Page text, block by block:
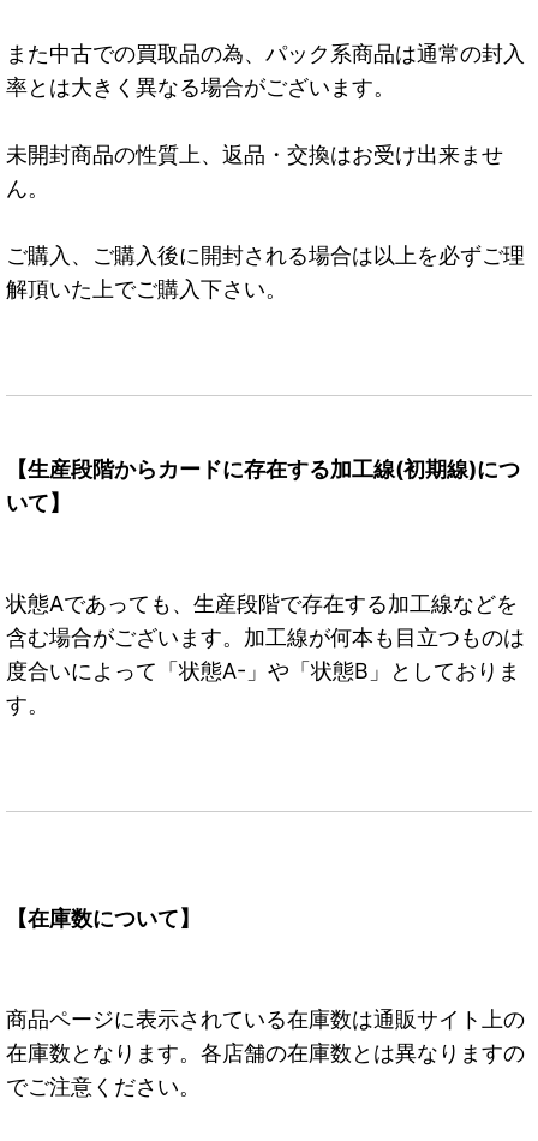
また中古での買取品の為、パック系商品は通常の封入
率とは大きく異なる場合がございます。
未開封商品の性質上、返品・交換はお受け出来ませ
ん。
ご購入、ご購入後に開封される場合は以上を必ずご理
解頂いた上でご購入下さい。
【生産段階からカードに存在する加工線(初期線)につ
いて】
状態Aであっても、生産段階で存在する加工線などを
含む場合がございます。加工線が何本も目立つものは
度合いによって「状態A-」や「状態B」としておりま
す。
【在庫数について】
商品ページに表示されている在庫数は通販サイト上の
在庫数となります。各店舗の在庫数とは異なりますの
でご注意ください。